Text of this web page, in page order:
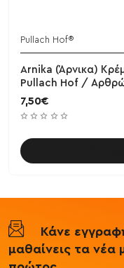
Pullach Hof®
Arnika (Άρνικα)
Pullach Hof /
7,50€
Κάνε
μαθαίνεις τα νέα